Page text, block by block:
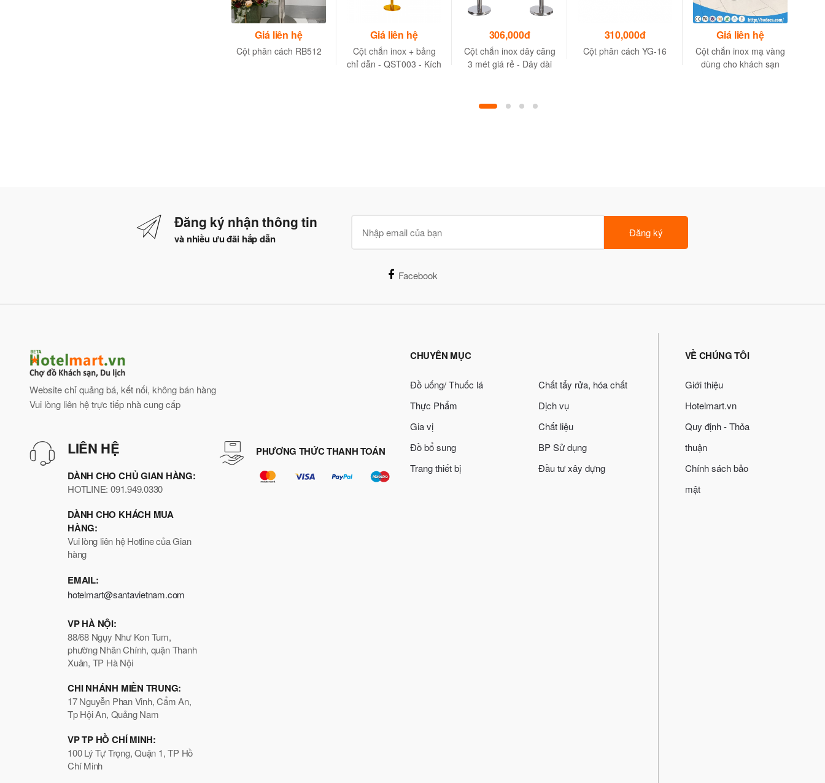
Giá liên hệ
Cột phân cách RB512
Giá liên hệ
Cột chắn inox + bảng
chỉ dẫn - QST003 - Kích
306,000đ
Cột chắn inox dây căng
3 mét giá rẻ - Dây dài
310,000đ
Cột phân cách YG-16
Giá liên hệ
Cột chắn inox mạ vàng
dùng cho khách sạn
Đăng ký nhận thông tin
và nhiều ưu đãi hấp dẫn Đăng ký
Facebook
Website chỉ quảng bá, kết nối, không bán hàng
Vui lòng liên hệ trực tiếp nhà cung cấp
LIÊN HỆ
DÀNH CHO CHỦ GIAN HÀNG:
HOTLINE: 091.949.0330
DÀNH CHO KHÁCH MUA
HÀNG:
Vui lòng liên hệ Hotline của Gian
hàng
EMAIL:
hotelmart@santavietnam.com
VP HÀ NỘI:
88/68 Ngụy Như Kon Tum,
phường Nhân Chính, quận Thanh
Xuân, TP Hà Nội
CHI NHÁNH MIỀN TRUNG:
17 Nguyễn Phan Vinh, Cẩm An,
Tp Hội An, Quảng Nam
VP TP HỒ CHÍ MINH:
100 Lý Tự Trọng, Quận 1, TP Hồ
Chí Minh
PHƯƠNG THỨC THANH TOÁN
CHUYÊN MỤC
Đồ uống/ Thuốc lá
Thực Phẩm
Gia vị
Đồ bổ sung
Trang thiết bị
Chất tẩy rửa, hóa chất
Dịch vụ
Chất liệu
BP Sử dụng
Đầu tư xây dựng
VỀ CHÚNG TÔI
Giới thiệu
Hotelmart.vn
Quy định - Thỏa
thuận
Chính sách bảo
mật